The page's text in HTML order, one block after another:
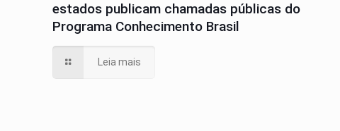
estados publicam chamadas públicas do
Programa Conhecimento Brasil
Leia mais